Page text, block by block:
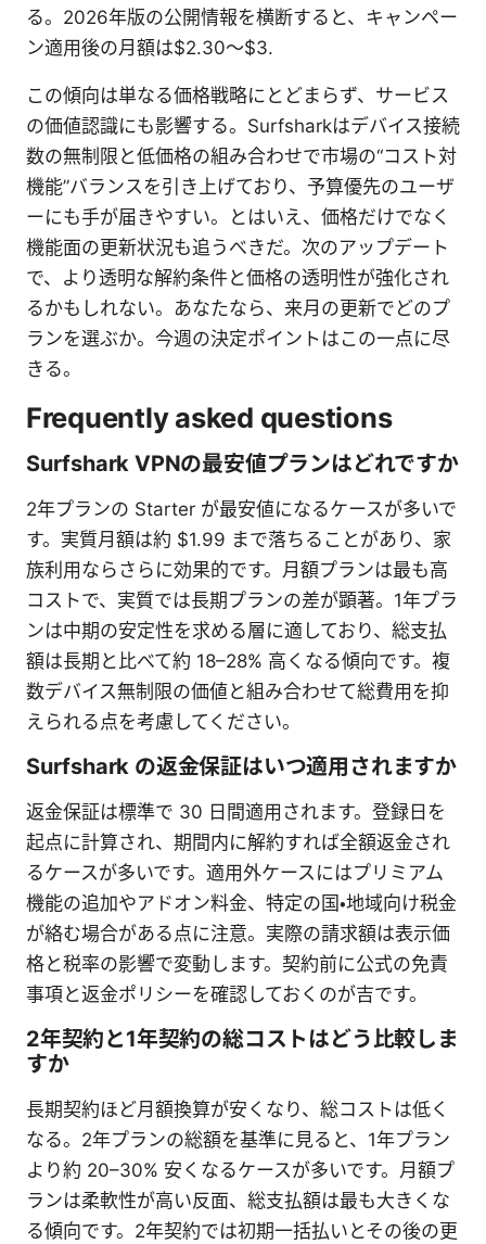
る。2026年版の公開情報を横断すると、キャンペー
ン適用後の月額は$2.30～$3.
この傾向は単なる価格戦略にとどまらず、サービス
の価値認識にも影響する。Surfsharkはデバイス接続
数の無制限と低価格の組み合わせで市場の“コスト対
機能”バランスを引き上げており、予算優先のユーザ
ーにも手が届きやすい。とはいえ、価格だけでなく
機能面の更新状況も追うべきだ。次のアップデート
で、より透明な解約条件と価格の透明性が強化され
るかもしれない。あなたなら、来月の更新でどのプ
ランを選ぶか。今週の決定ポイントはこの一点に尽
きる。
Frequently asked questions
Surfshark VPNの最安値プランはどれですか
2年プランの Starter が最安値になるケースが多いで
す。実質月額は約 $1.99 まで落ちることがあり、家
族利用ならさらに効果的です。月額プランは最も高
コストで、実質では長期プランの差が顕著。1年プラ
ンは中期の安定性を求める層に適しており、総支払
額は長期と比べて約 18–28% 高くなる傾向です。複
数デバイス無制限の価値と組み合わせて総費用を抑
えられる点を考慮してください。
Surfshark の返金保証はいつ適用されますか
返金保証は標準で 30 日間適用されます。登録日を
起点に計算され、期間内に解約すれば全額返金され
るケースが多いです。適用外ケースにはプリミアム
機能の追加やアドオン料金、特定の国・地域向け税金
が絡む場合がある点に注意。実際の請求額は表示価
格と税率の影響で変動します。契約前に公式の免責
事項と返金ポリシーを確認しておくのが吉です。
2年契約と1年契約の総コストはどう比較しま
すか
長期契約ほど月額換算が安くなり、総コストは低く
なる。2年プランの総額を基準に見ると、1年プラン
より約 20–30% 安くなるケースが多いです。月額プ
ランは柔軟性が高い反面、総支払額は最も大きくな
る傾向です。2年契約では初期一括払いとその後の更